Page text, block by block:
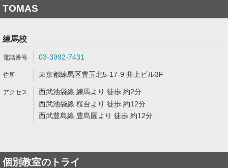
TOMAS
練馬校
03-3992-7431
東京都練馬区豊玉北5-17-9 井上ビル3F
西武池袋線 練馬より 徒歩 約2分
西武池袋線 桜台より 徒歩 約12分
西武豊島線 豊島園より 徒歩 約12分
個別教室のトライ